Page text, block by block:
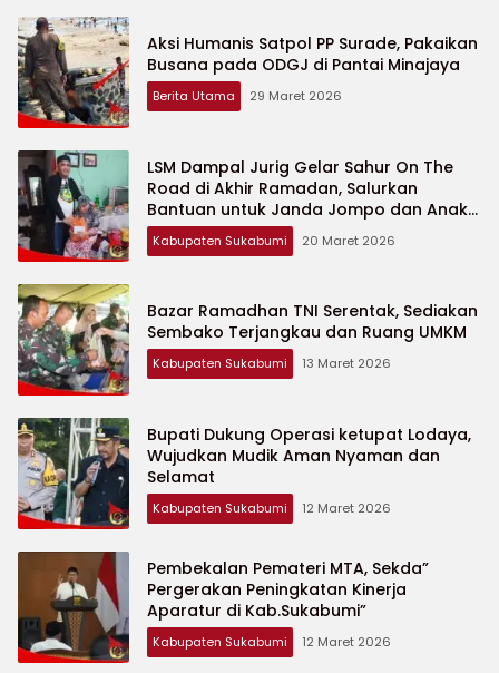
Aksi Humanis Satpol PP Surade, Pakaikan
Busana pada ODGJ di Pantai Minajaya
Berita Utama 29 Maret 2026
LSM Dampal Jurig Gelar Sahur On The
Road di Akhir Ramadan, Salurkan
Bantuan untuk Janda Jompo dan Anak
Yatim
Kabupaten Sukabumi 20 Maret 2026
Bazar Ramadhan TNI Serentak, Sediakan
Sembako Terjangkau dan Ruang UMKM
Kabupaten Sukabumi 13 Maret 2026
Bupati Dukung Operasi ketupat Lodaya,
Wujudkan Mudik Aman Nyaman dan
Selamat
Kabupaten Sukabumi 12 Maret 2026
Pembekalan Pemateri MTA, Sekda”
Pergerakan Peningkatan Kinerja
Aparatur di Kab.Sukabumi”
Kabupaten Sukabumi 12 Maret 2026